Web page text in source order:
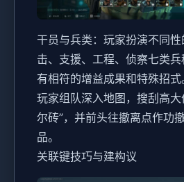
干员与兵类 ：玩家扮演不同
击、支援、工程、侦察七类
有相符的增益成果和特殊招式
玩家组队深入地图，搜刮高
尔砖”，并前头往撤离点作功
品。
关联键技巧与建构议